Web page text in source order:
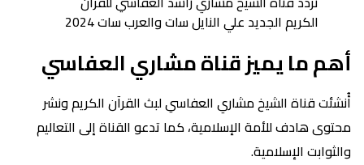
الكريم الجديد علي النايل سات والعرب سات 2024
أهم ما يميز قناة مشاري العفاسي
أُنشئت قناة الشيخ مشاري العفاسي لبث القرآن الكريم ونشر
محتوى هادف للأمة الإسلامية، كما تدعو القناة إلى التعاليم
والثوابت الإسلامية.